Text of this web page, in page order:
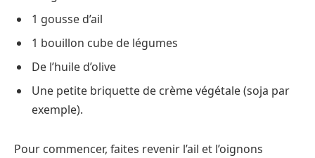
1 gousse d’ail
1 bouillon cube de légumes
De l’huile d’olive
Une petite briquette de crème végétale (soja par
exemple).
Pour commencer, faites revenir l’ail et l’oignons